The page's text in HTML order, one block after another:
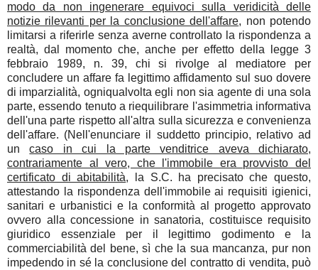
modo da non ingenerare equivoci sulla veridicità delle
notizie rilevanti per la conclusione dell'affare, non potendo
limitarsi a riferirle senza averne controllato la rispondenza a
realtà, dal momento che, anche per effetto della legge 3
febbraio 1989, n. 39, chi si rivolge al mediatore per
concludere un affare fa legittimo affidamento sul suo dovere
di imparzialità, ogniqualvolta egli non sia agente di una sola
parte, essendo tenuto a riequilibrare l'asimmetria informativa
dell'una parte rispetto all'altra sulla sicurezza e convenienza
dell'affare. (Nell'enunciare il suddetto principio, relativo ad
uncaso in cui la parte venditrice aveva dichiarato,
contrariamente al vero, che l'immobile era provvisto del
certificato di abitabilità, la S.C. ha precisato che questo,
attestando la rispondenza dell'immobile ai requisiti igienici,
sanitari e urbanistici e la conformità al progetto approvato
ovvero alla concessione in sanatoria, costituisce requisito
giuridico essenziale per il legittimo godimento e la
commerciabilità del bene, sì che la sua mancanza, pur non
impedendo in sé la conclusione del contratto di vendita, può